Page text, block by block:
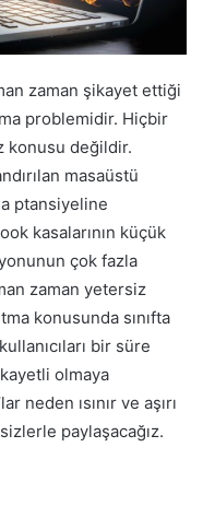
zaman şikayet ettiği
problemidir. Hiçbir
konusu değildir.
masaüstü
ptansiyeline
kasalarının küçük
çok fazla
zaman yetersiz
konusunda sınıfta
bir süre
olmaya
neden ısınır ve aşırı
paylaşacağız.